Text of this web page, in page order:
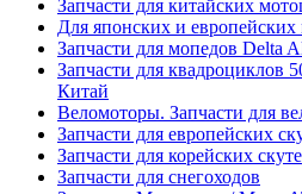
Запчасти для китайских
Для японских и
Запчасти для мопедов Delta
Запчасти для квадроциклов
Китай
Веломоторы. Запчасти для
Запчасти для европейских
Запчасти для корейских
Запчасти для снегоходов